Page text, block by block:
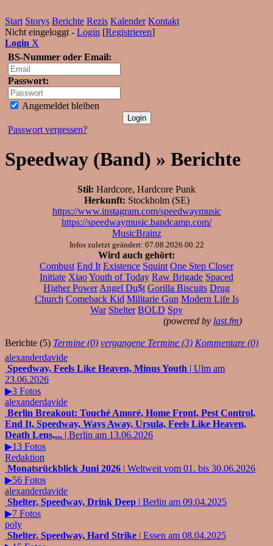
Start Storys Berichte Rezis Kalender Kontakt
Nicht eingeloggt - Login [Registrieren]
Login X
BS-Nummer oder Email:
Passwort:
Angemeldet bleiben
Passwort vergessen?
Speedway (Band) » Berichte
Stil: Hardcore, Hardcore Punk
Herkunft: Stockholm (SE)
https://www.instagram.com/speedwaymusic
https://speedwaymusic.bandcamp.com/
MusicBrainz
Infos zuletzt geändert: 07.08.2026 00:22
Wird auch gehört:
Combust End It Existence Squint One Step Closer
Initiate XiaoYouth of Today Raw Brigade Spaced
Higher Power Angel Du$t Gorilla Biscuits Drug
Church Comeback Kid Militarie Gun Modern Life Is
War Shelter BOLD Spy
(powered by last.fm)
Berichte (5) Termine (0) vergangene Termine (3) Kommentare (0)
alexanderdavide
Speedway, Feels Like Heaven, Minus Youth | Ulm am
23.06.2026
▶3 Fotos
alexanderdavide
Berlin Breakout: Touché Amoré, Home Front, Pest Control,
End It, Speedway, Ways Away, Ursula, Feels Like Heaven,
Death Lens,... | Berlin am 13.06.2026
▶13 Fotos
Redaktion
Monatsrückblick Juni 2026 | Weltweit vom 01. bis 30.06.2026
▶56 Fotos
alexanderdavide
Shelter, Speedway, Drink Deep | Berlin am 09.04.2025
▶7 Fotos
poly
Shelter, Speedway, Hard Strike | Essen am 08.04.2025